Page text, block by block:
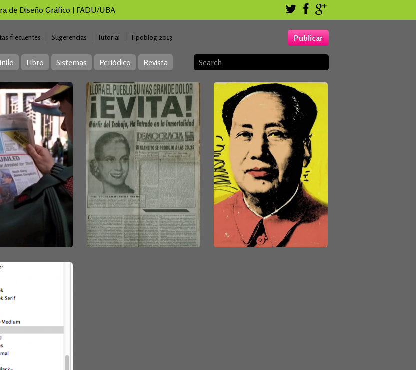
de Diseño Gráfico | FADU/UBA
Publicar
frecuentes Sugerencias Tutorial Tipoblog 2013
Libro Sistemas Periódico Revista